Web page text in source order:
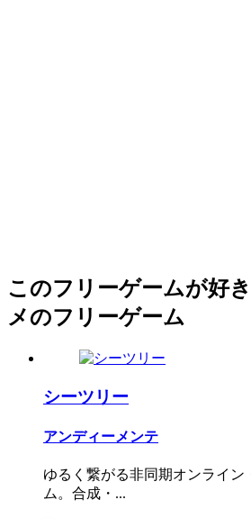
このフリーゲームが好
メのフリーゲーム
シーツリー
アンディーメンテ
ゆるく繋がる非同期オンライン
ム。合成・...